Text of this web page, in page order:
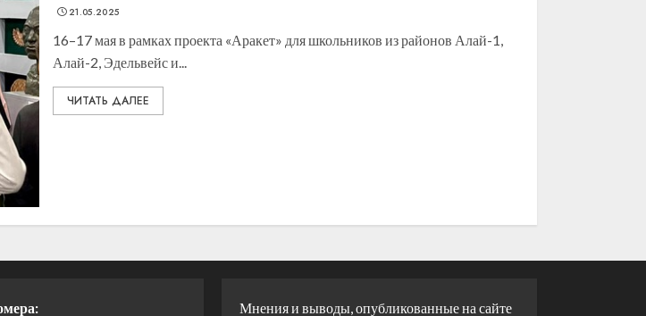
21.05.2025
16–17 мая в рамках проекта «Аракет» для школьников из районов Алай-1,
Алай-2, Эдельвейс и...
ЧИТАТЬ ДАЛЕЕ
Мнения и выводы, опубликованные на сайте